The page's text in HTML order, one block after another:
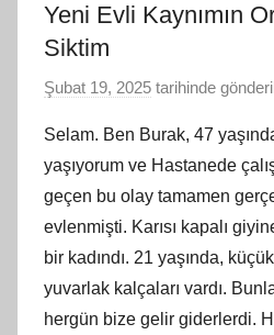
Yeni Evli Kaynımın
Siktim
Şubat 19, 2025 tarihinde
Selam. Ben Burak, 47
yaşıyorum ve Hastanede
geçen bu olay tamamen
evlenmişti. Karısı kapalı
bir kadındı. 21 yaşında,
yuvarlak kalçaları vardı.
hergün bize gelir giderlerdi.